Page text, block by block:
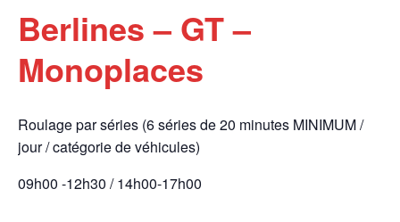
Berlines – GT –
Monoplaces
Roulage par séries (6 séries de 20 minutes MINIMUM /
jour / catégorie de véhicules)
09h00 -12h30 / 14h00-17h00